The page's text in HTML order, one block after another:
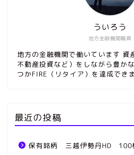
地方金融機関職員
ういろう
地方の金融機関で働いています 資
不動産投資など）をしながら豊か
つかFIRE（リタイア）を達成でき
最近の投稿
保有銘柄 三越伊勢丹HD 100